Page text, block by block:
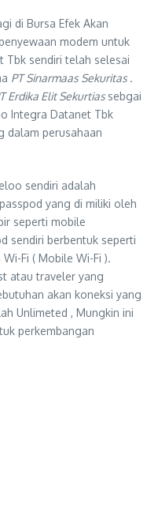
di Bursa Efek Akan
modem untuk
Tbk sendiri telah selesai
PT Sinarmaas Sekuritas .
Erdika Elit Sekurtias sebgai
Integra Datanet Tbk
dalam perusahaan
sendiri adalah
yang di miliki oleh
seperti mobile
sendiri berbentuk seperti
Fi ( Mobile Wi-Fi ).
atau traveler yang
akan koneksi yang
Unlimeted , Mungkin ini
perkembangan